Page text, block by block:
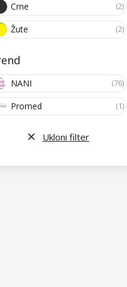
Crne (2)
Žute (2)
NANI (76)
Promed (1)
Ukloni filter